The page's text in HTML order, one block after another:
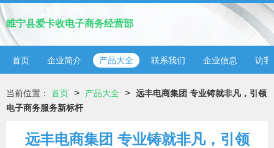
睢宁县爱卡收电子商务经营部
首页 企业简介 产品大全 联系我们 企业信息 访客
当前位置： 首页 > 产品大全 > 远丰电商集团 专业铸就非凡，引领
电子商务服务新标杆
远丰电商集团 专业铸就非凡，引领